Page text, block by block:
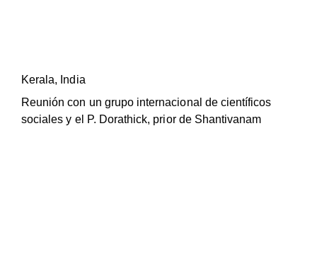
Kerala, India
Reunión con un grupo internacional de científicos
sociales y el P. Dorathick, prior de Shantivanam